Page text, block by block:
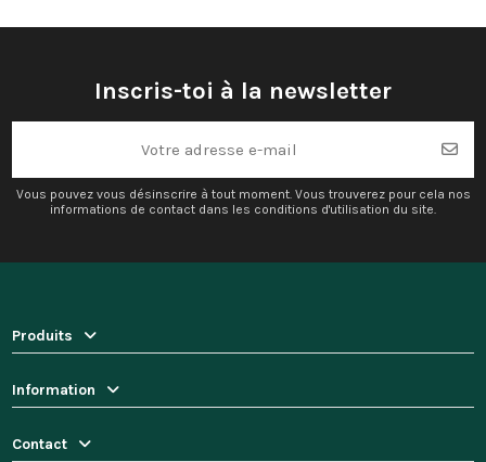
Inscris-toi à la newsletter
Vous pouvez vous désinscrire à tout moment. Vous trouverez pour cela nos
informations de contact dans les conditions d'utilisation du site.
Produits
Information
Contact